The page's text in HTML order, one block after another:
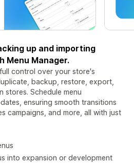
up and importing
Menu Manager.
control over your store's
backup, restore, export,
stores. Schedule menu
ensuring smooth transitions
campaigns, and more, all with just
into expansion or development